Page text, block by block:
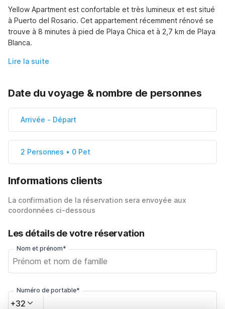
Yellow Apartment est confortable et très lumineux et est situé
à Puerto del Rosario. Cet appartement récemment rénové se
trouve à 8 minutes à pied de Playa Chica et à 2,7 km de Playa
Blanca.
Lire la suite
Date du voyage & nombre de personnes
Arrivée - Départ
2 Personnes • 0 Pet
Informations clients
La confirmation de la réservation sera envoyée aux
coordonnées ci-dessous
Les détails de votre réservation
Nom et prénom*
Numéro de portable*
+32